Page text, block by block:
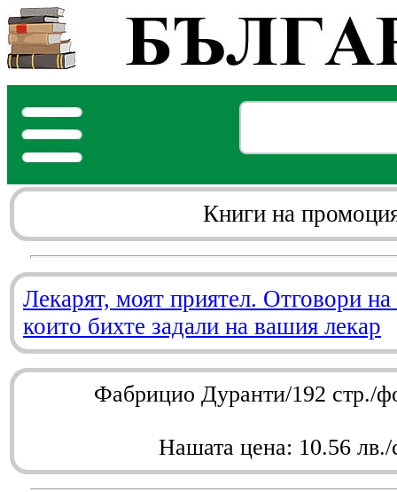
Книги на
Лекарят, моят приятел. Отговори
които бихте задали на вашия лекар
Фабрицио Дуранти/192 стр./
Нашата цена: 10.56 лв./